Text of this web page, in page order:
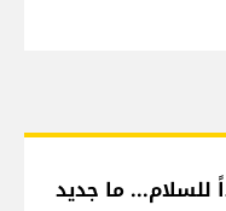
للسلام... ما جديد